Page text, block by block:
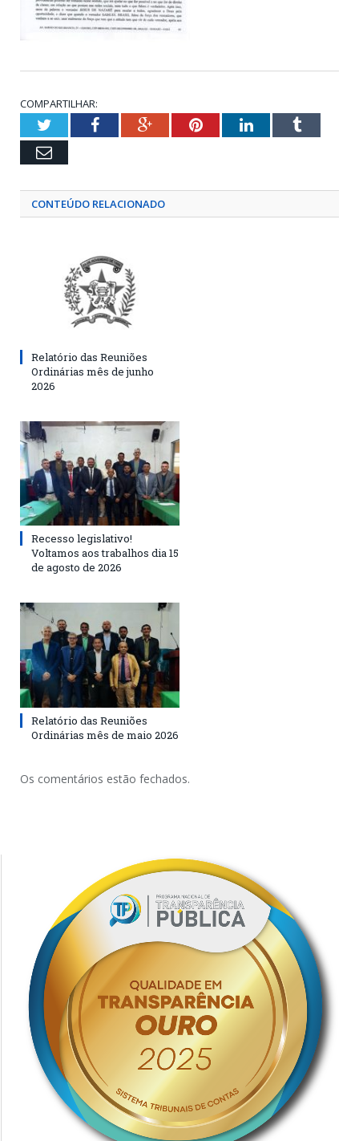
COMPARTILHAR:
TwitterFacebookGoogle+PinterestLinkedInTumblr
Email
CONTEÚDO RELACIONADO
Relatório das Reuniões
Ordinárias mês de junho
2026
Recesso legislativo!
Voltamos aos trabalhos dia 15
de agosto de 2026
Relatório das Reuniões
Ordinárias mês de maio 2026
Os comentários estão fechados.